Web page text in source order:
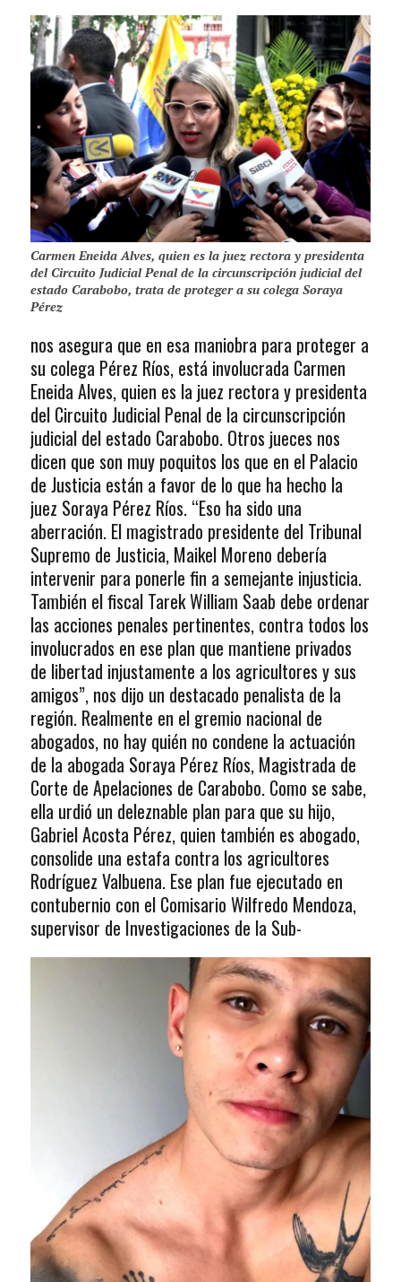
Carmen Eneida Alves, quien es la juez rectora y presidenta
del Circuito Judicial Penal de la circunscripción judicial del
estado Carabobo, trata de proteger a su colega Soraya
Pérez
nos asegura que en esa maniobra para proteger a
su colega Pérez Ríos, está involucrada Carmen
Eneida Alves, quien es la juez rectora y presidenta
del Circuito Judicial Penal de la circunscripción
judicial del estado Carabobo. Otros jueces nos
dicen que son muy poquitos los que en el Palacio
de Justicia están a favor de lo que ha hecho la
juez Soraya Pérez Ríos. “Eso ha sido una
aberración. El magistrado presidente del Tribunal
Supremo de Justicia, Maikel Moreno debería
intervenir para ponerle fin a semejante injusticia.
También el fiscal Tarek William Saab debe ordenar
las acciones penales pertinentes, contra todos los
involucrados en ese plan que mantiene privados
de libertad injustamente a los agricultores y sus
amigos”, nos dijo un destacado penalista de la
región. Realmente en el gremio nacional de
abogados, no hay quién no condene la actuación
de la abogada Soraya Pérez Ríos, Magistrada de
Corte de Apelaciones de Carabobo. Como se sabe,
ella urdió un deleznable plan para que su hijo,
Gabriel Acosta Pérez, quien también es abogado,
consolide una estafa contra los agricultores
Rodríguez Valbuena. Ese plan fue ejecutado en
contubernio con el Comisario Wilfredo Mendoza,
supervisor de Investigaciones de la Sub-